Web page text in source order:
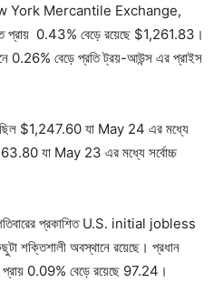
York Mercantile Exchange,
0.43% বেড়ে রয়েছে $1,261.83।
0.26% বেড়ে প্রতি ট্রয়-আউন্স এর প্রাইস
ছিল $1,247.60 যা May 24 এর মধ্যে
যা May 23 এর মধ্যে সর্বোচ্চ
প্রকাশিত U.S. initial jobless
শক্তিশালী অবস্থানে রয়েছে। প্রধান
প্রায় 0.09% বেড়ে রয়েছে 97.24।